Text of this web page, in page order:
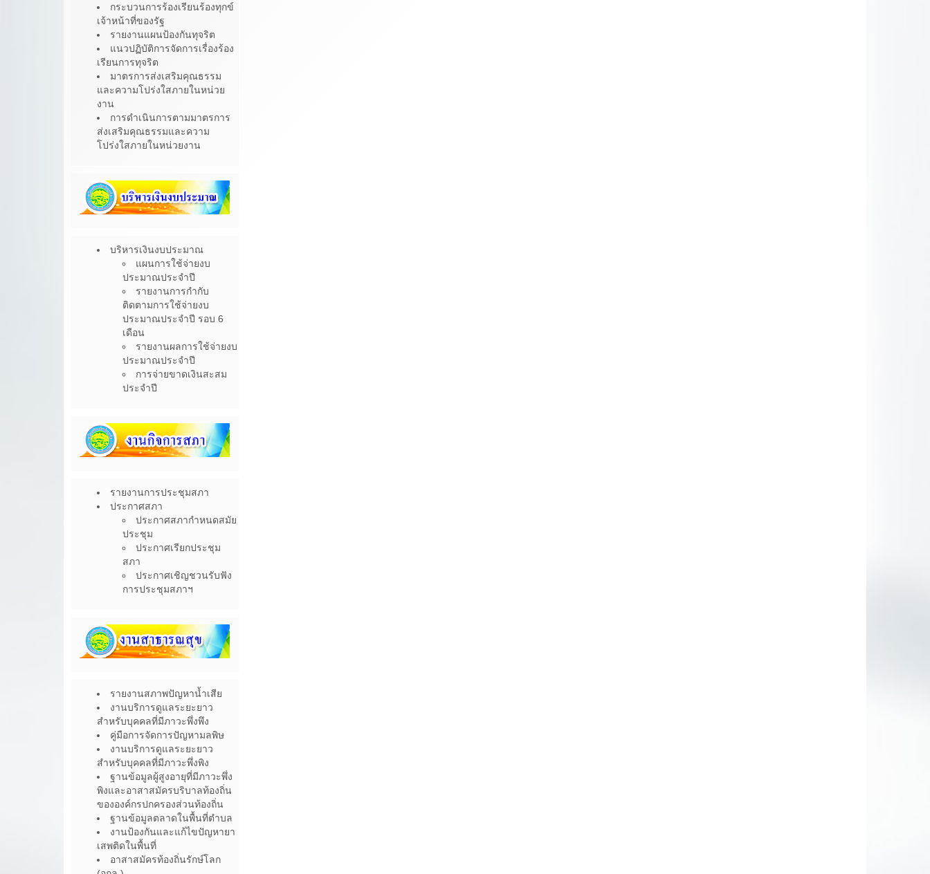
กระบวนการร้องเรียนร้องทุกข์
เจ้าหน้าที่ของรัฐ
รายงานแผนป้องกันทุจริต
แนวปฏิบัติการจัดการเรื่องร้อง
เรียนการทุจริต
มาตรการส่งเสริมคุณธรรม
และความโปร่งใสภายในหน่วย
งาน
การดำเนินการตามมาตรการ
ส่งเสริมคุณธรรมและความ
โปร่งใสภายในหน่วยงาน
บริหารเงินงบประมาณ
แผนการใช้จ่ายงบ
ประมาณประจำปี
รายงานการกำกับ
ติดตามการใช้จ่ายงบ
ประมาณประจำปี รอบ 6
เดือน
รายงานผลการใช้จ่ายงบ
ประมาณประจำปี
การจ่ายขาดเงินสะสม
ประจำปี
รายงานการประชุมสภา
ประกาศสภา
ประกาศสภากำหนดสมัย
ประชุม
ประกาศเรียกประชุม
สภา
ประกาศเชิญชวนรับฟัง
การประชุมสภาฯ
รายงานสภาพปัญหาน้ำเสีย
งานบริการดูแลระยะยาว
สำหรับบุคคลที่มีภาวะพึ่งพึง
คู่มือการจัดการปัญหามลพิษ
งานบริการดูแลระยะยาว
สำหรับบุคคลที่มีภาวะพึ่งพิง
ฐานข้อมูลผู้สูงอายุที่มีภาวะพึ่ง
พิงและอาสาสมัครบริบาลท้องถิ่น
ขององค์กรปกครองส่วนท้องถิ่น
ฐานข้อมูลตลาดในพื้นที่ตำบล
งานป้องกันและแก้ไขปัญหายา
เสพติดในพื้นที่
อาสาสมัครท้องถิ่นรักษ์โลก